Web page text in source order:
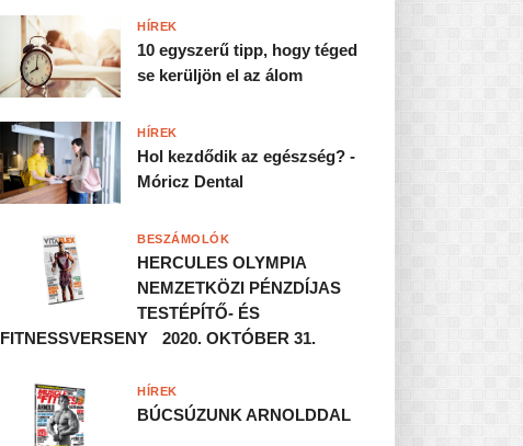
10 egyszerű tipp, hogy téged
se kerüljön el az álom
HÍREK
Hol kezdődik az egészség? -
Móricz Dental
HÍREK
HERCULES OLYMPIA
NEMZETKÖZI PÉNZDÍJAS
TESTÉPÍTŐ- ÉS
FITNESSVERSENY 2020. OKTÓBER 31.
BESZÁMOLÓK
BÚCSÚZUNK ARNOLDDAL
HÍREK